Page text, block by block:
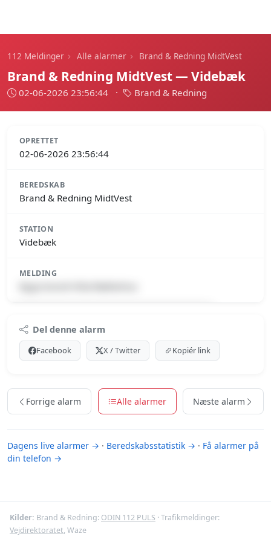
112 Meldinger › Alle alarmer › Brand & Redning MidtVest
Brand & Redning MidtVest — Videbæk
02-06-2026 23:56:44 · Brand & Redning
OPRETTET
02-06-2026 23:56:44
BEREDSKAB
Brand & Redning MidtVest
STATION
Videbæk
MELDING
Premium indhold
Log ind med Premium for at se meldingen.
Se Premium-muligheder
Del denne alarm
Facebook X / Twitter Kopiér link
Forrige alarm Alle alarmer Næste alarm
Dagens live alarmer → · Beredskabsstatistik → · Få alarmer på
din telefon →
Kilder: Brand & Redning: ODIN 112 PULS · Trafikmeldinger:
Vejdirektoratet, Waze